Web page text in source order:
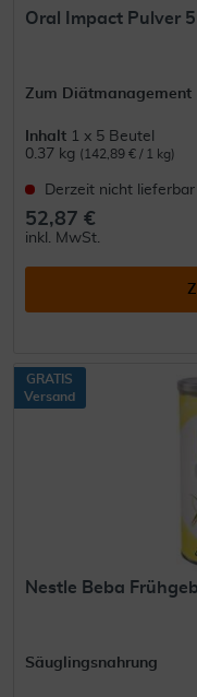
Oral Impact Pulver 5
Zum Diätmanagement
Inhalt 1 x 5 Beutel
0.37 kg (142,89 € / 1 kg)
Derzeit nicht lieferbar
52,87 €
inkl. MwSt.
GRATIS
Versand
Nestle Beba
Säuglingsnahrung